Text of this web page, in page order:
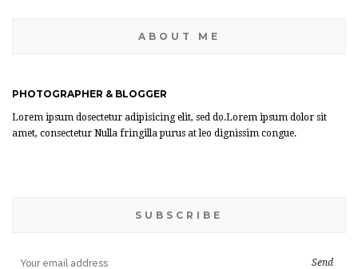
ABOUT ME
PHOTOGRAPHER & BLOGGER
Lorem ipsum dosectetur adipisicing elit, sed do.Lorem ipsum dolor sit
amet, consectetur Nulla fringilla purus at leo dignissim congue.
SUBSCRIBE